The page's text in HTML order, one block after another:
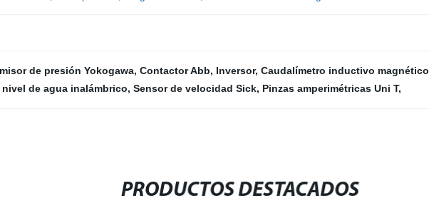
de presión Yokogawa, Contactor Abb, Inversor, Caudalímetro inductivo magnético
de agua inalámbrico, Sensor de velocidad Sick, Pinzas amperimétricas Uni T,
PRODUCTOS DESTACADOS